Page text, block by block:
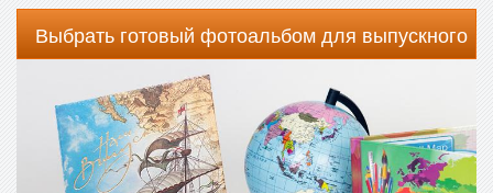
Выбрать готовый фотоальбом для выпускного